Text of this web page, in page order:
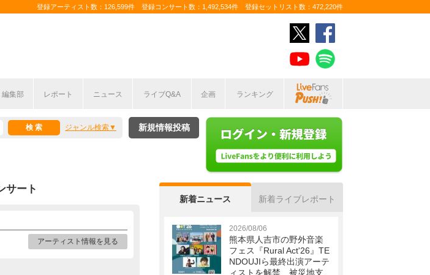
登録アーティスト数：126,599件 登録コンサート数：1,492,534件 登録セットリスト数：472,220件
編集部 レポート ニュース ライブQ&A 企画 ランキング
ジャンル検索 新規情報投稿
サート
アーティスト情報を見る
新着ニュース 新着ライブレポート
2026/08/06
熊本県人吉市の野外音楽
フェス『Rural Act'26』TE
NDOUJIら最終出演アーテ
ィストを解禁 被災地支